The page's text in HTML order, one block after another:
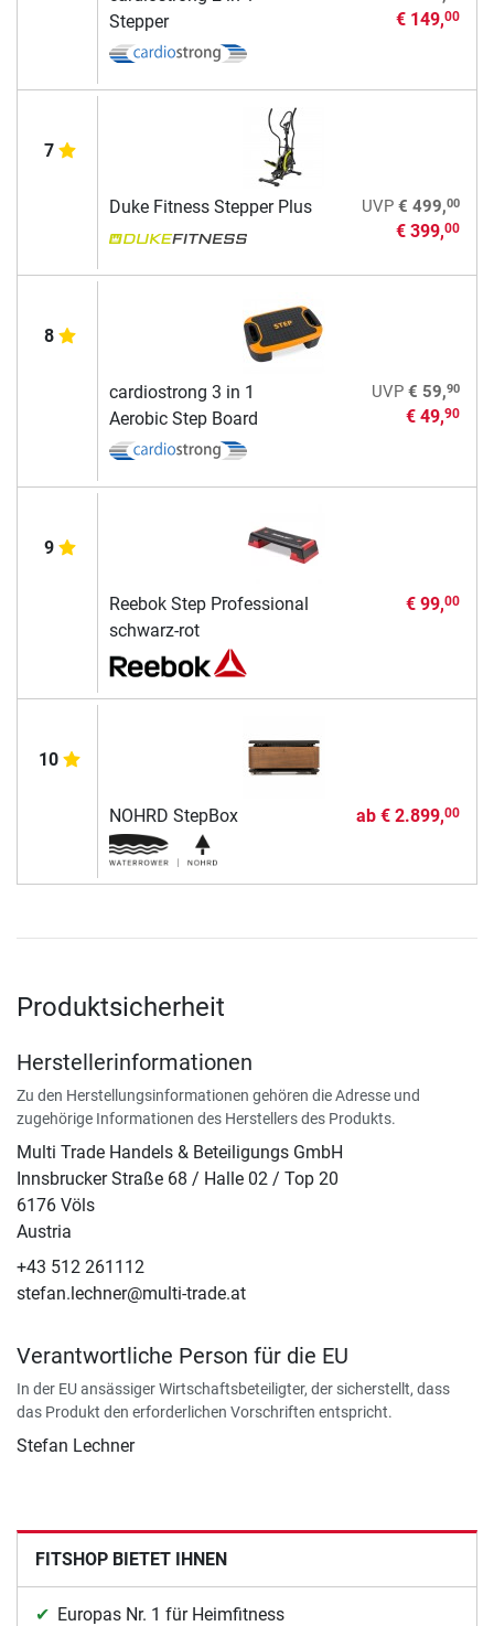
Stepper
€ 149,00
7
Duke Fitness Stepper Plus UVP € 499,00
€ 399,00
8
cardiostrong 3 in 1
Aerobic Step Board
UVP € 59,90
€ 49,90
9
Reebok Step Professional
schwarz-rot
€ 99,00
10
NOHRD StepBox ab € 2.899,00
Produktsicherheit
Herstellerinformationen
Zu den Herstellungsinformationen gehören die Adresse und
zugehörige Informationen des Herstellers des Produkts.
Multi Trade Handels & Beteiligungs GmbH
Innsbrucker Straße 68 / Halle 02 / Top 20
6176 Völs
Austria
+43 512 261112
stefan.lechner@multi-trade.at
Verantwortliche Person für die EU
In der EU ansässiger Wirtschaftsbeteiligter, der sicherstellt, dass
das Produkt den erforderlichen Vorschriften entspricht.
Stefan Lechner
FITSHOP BIETET IHNEN
Europas Nr. 1 für Heimfitness